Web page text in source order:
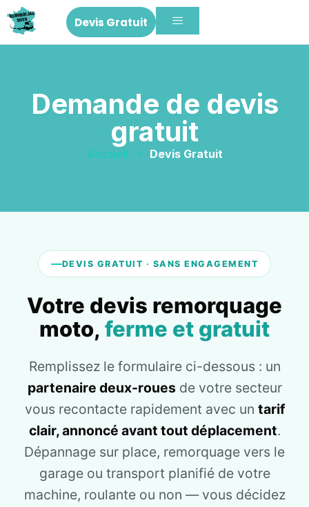
Devis Gratuit
Demande de devis
gratuit
Accueil » Devis Gratuit
DEVIS GRATUIT · SANS ENGAGEMENT
Votre devis remorquage
moto, ferme et gratuit
Remplissez le formulaire ci-dessous : un
partenaire deux-rouesde votre secteur
vous recontacte rapidement avec un tarif
clair, annoncé avant tout déplacement.
Dépannage sur place, remorquage vers le
garage ou transport planifié de votre
machine, roulante ou non — vous décidez